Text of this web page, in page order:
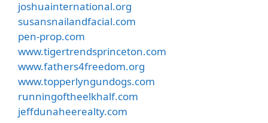
joshuainternational.org
susansnailandfacial.com
pen-prop.com
www.tigertrendsprinceton.com
www.fathers4freedom.org
www.topperlyngundogs.com
runningoftheelkhalf.com
jeffdunaheerealty.com